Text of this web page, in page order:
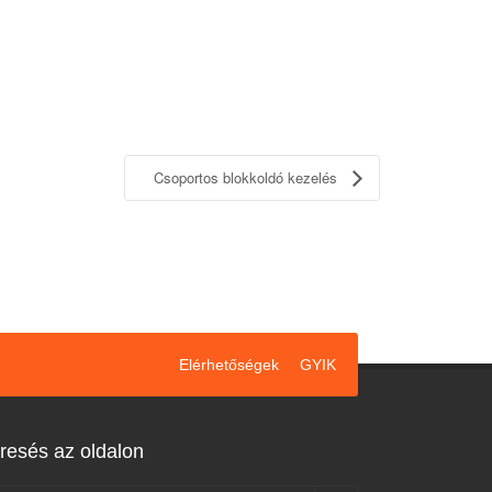
Csoportos blokkoldó kezelés
Elérhetőségek GYIK
az oldalon